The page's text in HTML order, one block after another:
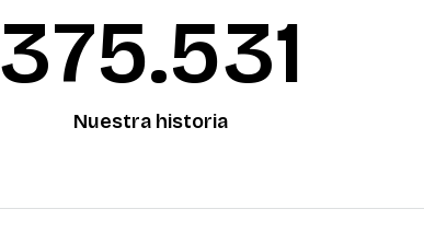
376.090
Nuestra historia